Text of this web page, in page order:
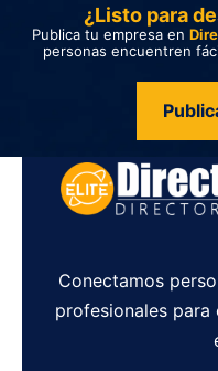
¿Listo para
Publica tu empresa en
personas encuentren
Conectamos
profesionales